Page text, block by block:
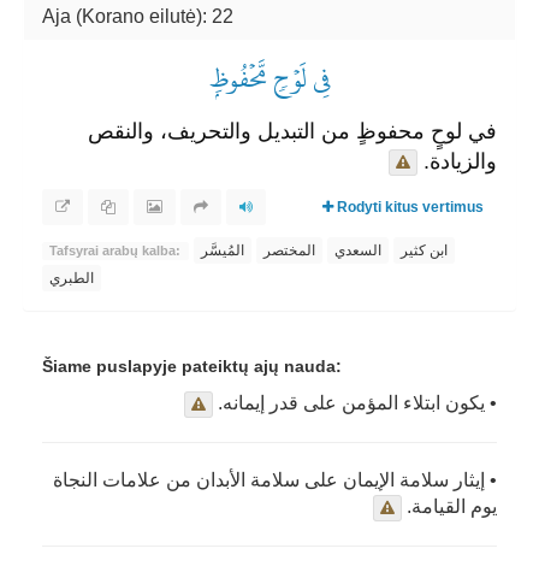
Aja (Korano eilutė): 22
فِي لَوۡحٖ مَّحۡفُوظِۭ
في لوحٍ محفوظٍ من التبديل والتحريف، والنقص
والزيادة.
Rodyti kitus vertimus
Tafsyrai arabų kalba: المُيسَّر المختصر السعدي
ابن كثير
الطبري
Šiame puslapyje pateiktų ajų nauda:
• يكون ابتلاء المؤمن على قدر إيمانه.
• إيثار سلامة الإيمان على سلامة الأبدان من علامات النجاة
يوم القيامة.